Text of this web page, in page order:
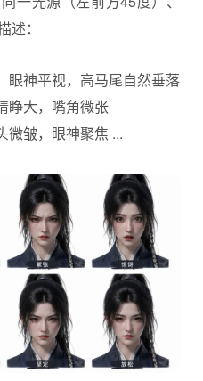
：
眼神平视，高马尾自然垂落
睁大，嘴角微张
微皱，眼神聚焦 ...